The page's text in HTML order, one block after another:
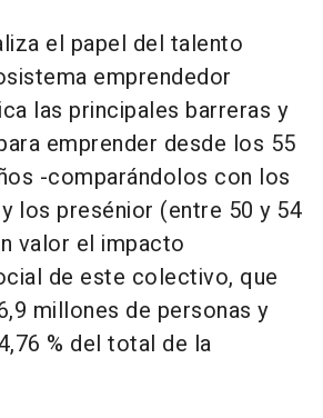
el papel del talento
emprendedor
las principales barreras y
emprender desde los 55
-comparándolos con los
los presénior (entre 50 y 54
valor el impacto
de este colectivo, que
millones de personas y
% del total de la